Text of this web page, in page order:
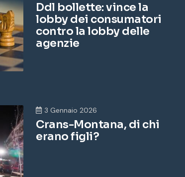
Ddl bollette: vince la
lobby dei consumatori
contro la lobby delle
agenzie
3 Gennaio 2026
Crans-Montana, di chi
erano figli?